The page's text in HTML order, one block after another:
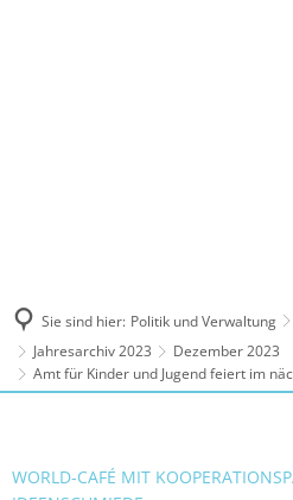
Sie sind hier: Politik und Verwaltung
Jahresarchiv 2023
Dezember 2023
Amt für Kinder und Jugend feiert im
WORLD-CAFÉ MIT